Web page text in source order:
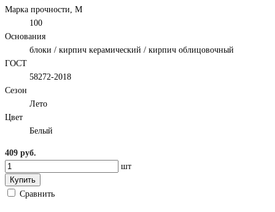
Марка прочности, М
100
Основания
блоки / кирпич керамический / кирпич облицовочный
ГОСТ
58272-2018
Сезон
Лето
Цвет
Белый
409 руб.
шт
Купить
Сравнить